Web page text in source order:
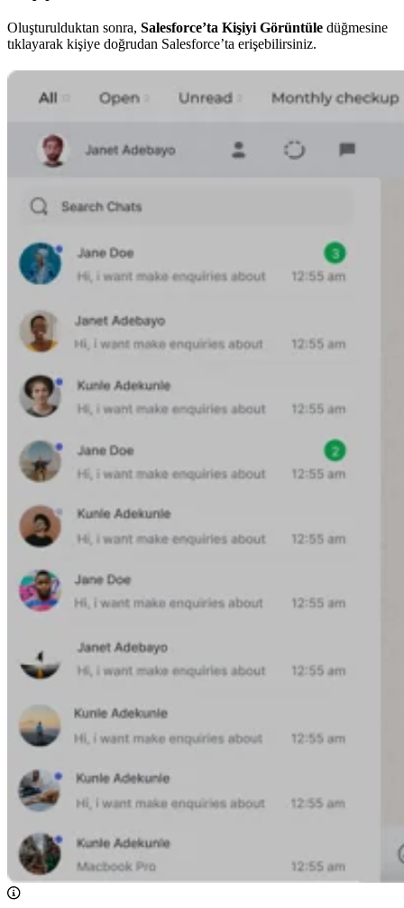
Oluşturulduktan sonra, Salesforce’ta Kişiyi Görüntüle düğmesine
tıklayarak kişiye doğrudan Salesforce’ta erişebilirsiniz.